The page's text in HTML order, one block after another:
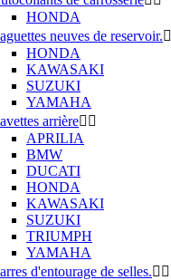
HONDA
neuves de reservoir.
HONDA
KAWASAKI
SUZUKI
YAMAHA
arrière 
APRILIA
BMW
DUCATI
HONDA
KAWASAKI
SUZUKI
TRIUMPH
YAMAHA
d'entourage de selles. 